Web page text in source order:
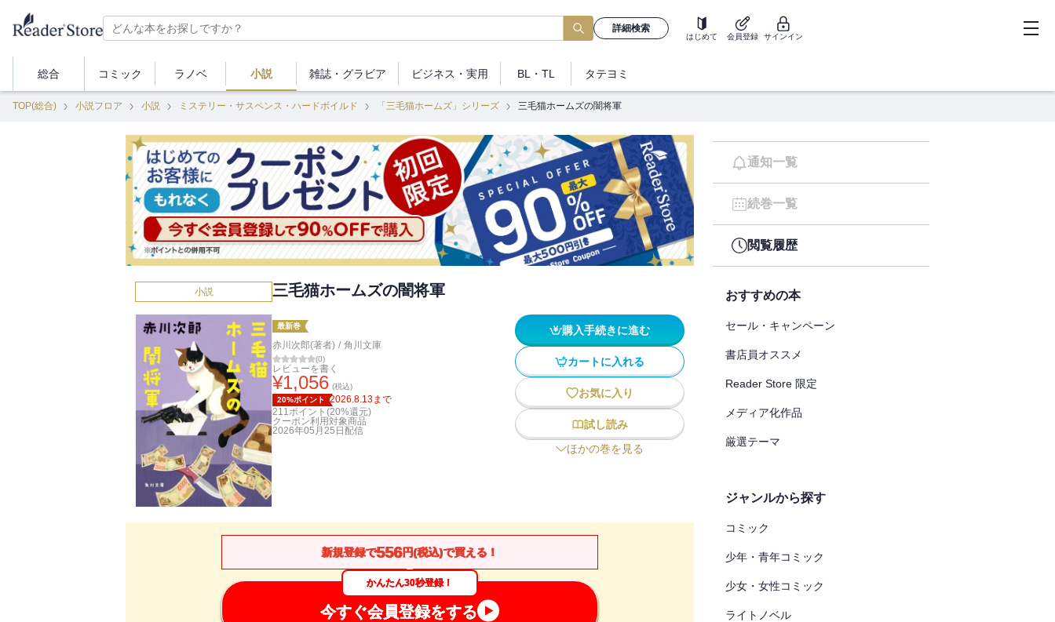
詳細検索
はじめて 会員登録 サインイン
総合 コミック ラノベ 小説 雑誌・ グラビア ビジネス ・実用 BL・TL タテヨミ
TOP(総合) 小説フロア 小説 ミステリー・サスペンス・ハードボイルド 「三毛猫ホームズ」シリーズ 三毛猫ホームズの闇将軍
小説 三毛猫ホームズの闇将軍
最新巻
赤川次郎(著者) / 角川文庫
(0)
レビューを書く
¥1,056 (税込)
20%ポイント
2026.8.13まで
211ポイント(20%還元)
クーポン利用対象商品
2026年05月25日 配信
購入手続きに進む
カートに入れる
お気に入り
試し読み
ほかの巻を見る
新規登録で556円(税込)で買える！
かんたん30秒登録！
今すぐ会員登録をする
通知一覧
続巻一覧
閲覧履歴
おすすめの本
セール・キャンペーン
書店員オススメ
Reader Store 限定
メディア化作品
厳選テーマ
ジャンルから探す
コミック
少年・青年コミック
少女・女性コミック
ライトノベル